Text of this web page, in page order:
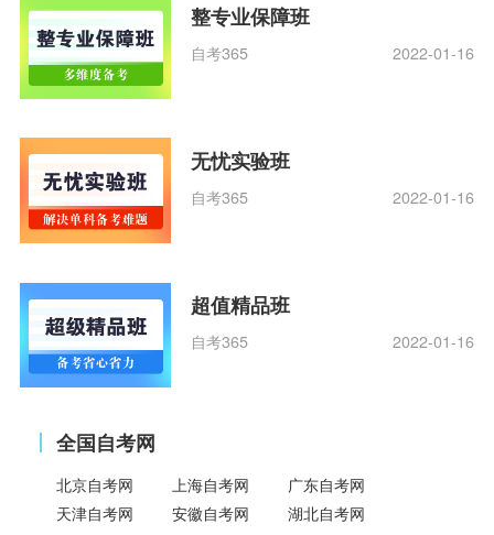
整专业保障班
自考365 2022-01-16
无忧实验班
自考365 2022-01-16
超值精品班
自考365 2022-01-16
全国自考网
北京自考网 上海自考网
广东自考网
天津自考网
安徽自考网
湖北自考网